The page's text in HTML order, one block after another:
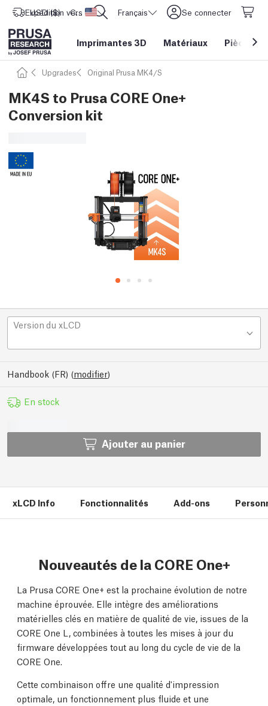
Expédition vers Etats-Unis d'Amérique
USD ($) CORE One L: Maintenant en stock ! Français Se connecter
Imprimantes 3D Matériaux Pièces&
Upgrades Original Prusa MK4/S
MK4S to Prusa CORE One+
Conversion kit
Version du xLCD
Handbook (FR) (modifier)
En stock
Ajouter au panier
xLCD Info Fonctionnalités Add-ons
Nouveautés de la CORE One+
La Prusa CORE One+ est la prochaine évolution de notre
machine éprouvée. Elle intègre des améliorations
matérielles clés en matière de qualité de vie, issues de la
CORE One L, combinées à toutes les mises à jour du
firmware développées tout au long du cycle de vie de la
CORE One.
Cette combinaison offre une qualité d'impression
optimale, un fonctionnement plus fluide et une